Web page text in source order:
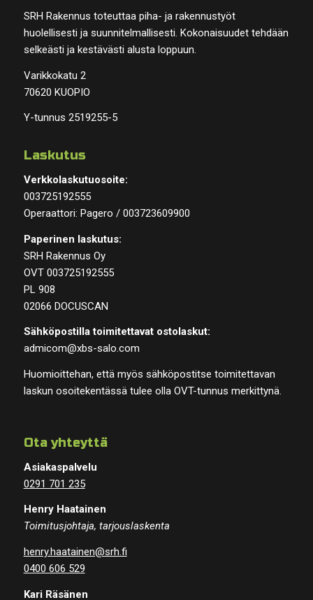
SRH Rakennus toteuttaa piha- ja rakennustyöt
huolellisesti ja suunnitelmallisesti. Kokonaisuudet tehdään
selkeästi ja kestävästi alusta loppuun.
Varikkokatu 2
70620 KUOPIO
Y-tunnus 2519255-5
Laskutus
Verkkolaskutuosoite:
003725192555
Operaattori: Pagero / 003723609900
Paperinen laskutus:
SRH Rakennus Oy
OVT 003725192555
PL 908
02066 DOCUSCAN
Sähköpostilla toimitettavat ostolaskut:
admicom@xbs-salo.com
Huomioittehan, että myös sähköpostitse toimitettavan
laskun osoitekentässä tulee olla OVT-tunnus merkittynä.
Ota yhteyttä
Asiakaspalvelu
0291 701 235
Henry Haatainen
Toimitusjohtaja, tarjouslaskenta
henry.haatainen@srh.fi
0400 606 529
Kari Räsänen